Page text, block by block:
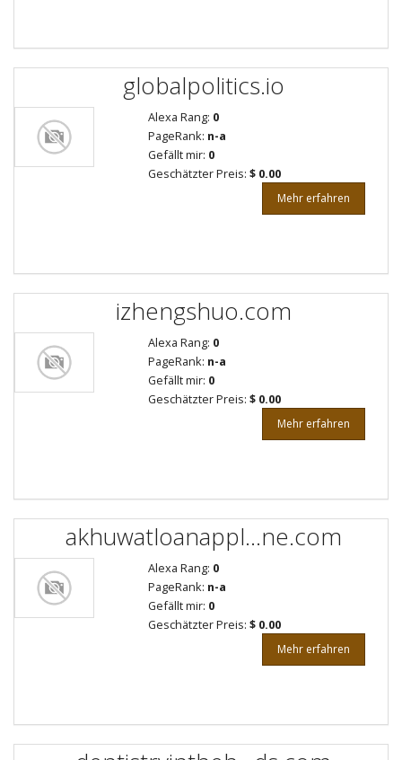
globalpolitics.io
Alexa Rang: 0
PageRank: n-a
Gefällt mir: 0
Geschätzter Preis: $ 0.00
Mehr erfahren
izhengshuo.com
Alexa Rang: 0
PageRank: n-a
Gefällt mir: 0
Geschätzter Preis: $ 0.00
Mehr erfahren
akhuwatloanappl...ne.com
Alexa Rang: 0
PageRank: n-a
Gefällt mir: 0
Geschätzter Preis: $ 0.00
Mehr erfahren